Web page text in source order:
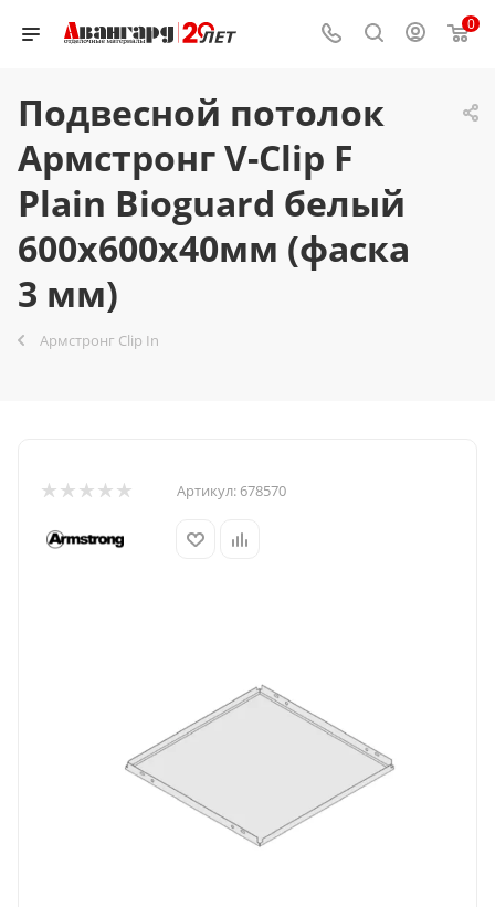
0
Подвесной потолок
Армстронг V-Clip F
Plain Bioguard белый
600x600х40мм (фаска
3 мм)
Армстронг Clip In
Артикул: 678570